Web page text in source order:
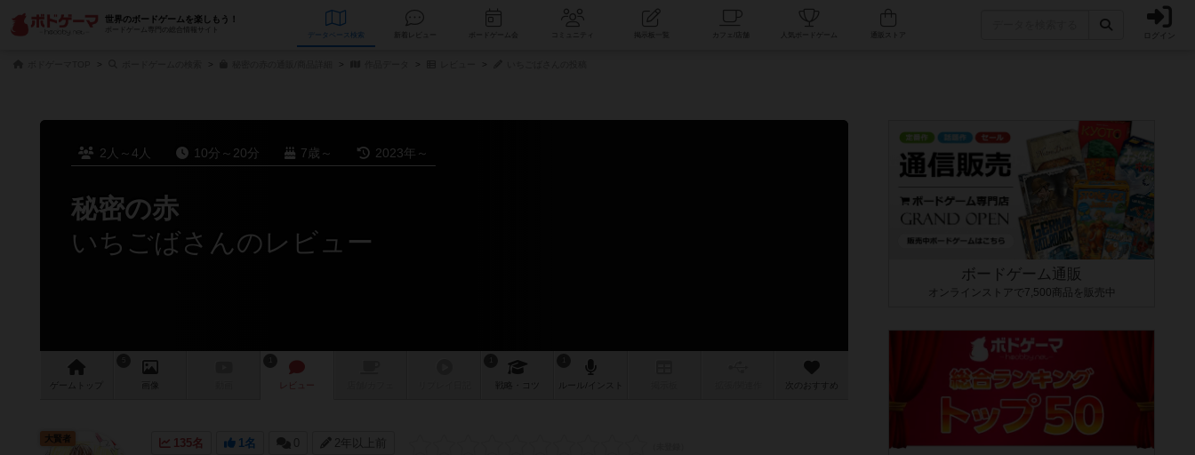
世界のボードゲームを楽しもう！
ボードゲーム専門の総合情報サイト
データベース コミュニティ 人気ボードゲーム ログイン
2人～4人 10分～20分 7歳～ 2023年～
秘密の赤
いちごばさんのレビュー
ゲーム 画像 レビュー 戦略 次のおすすめ
135名 1名 0 2年以上前
大賢者
ボードゲーム通販
オンラインストアで7,500商品を販売中